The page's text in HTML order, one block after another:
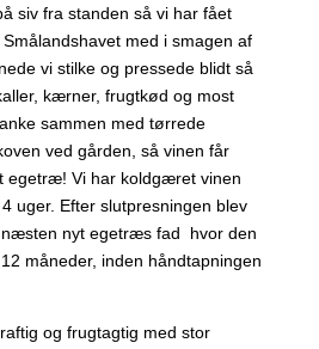
siv fra standen så vi har fået
med i smagen af
vi stilke og pressede blidt så
kærner, frugtkød og most
sammen med tørrede
ved gården, så vinen får
egetræ! Vi har koldgæret vinen
uger. Efter slutpresningen blev
næsten nyt egetræs fad hvor den
måneder, inden håndtapningen
og frugtagtig med stor